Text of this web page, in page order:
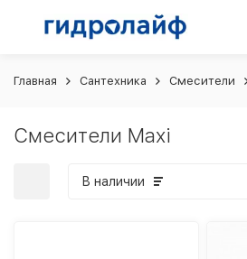
Главная Сантехника Смесители
Смесители Maxi
В наличии